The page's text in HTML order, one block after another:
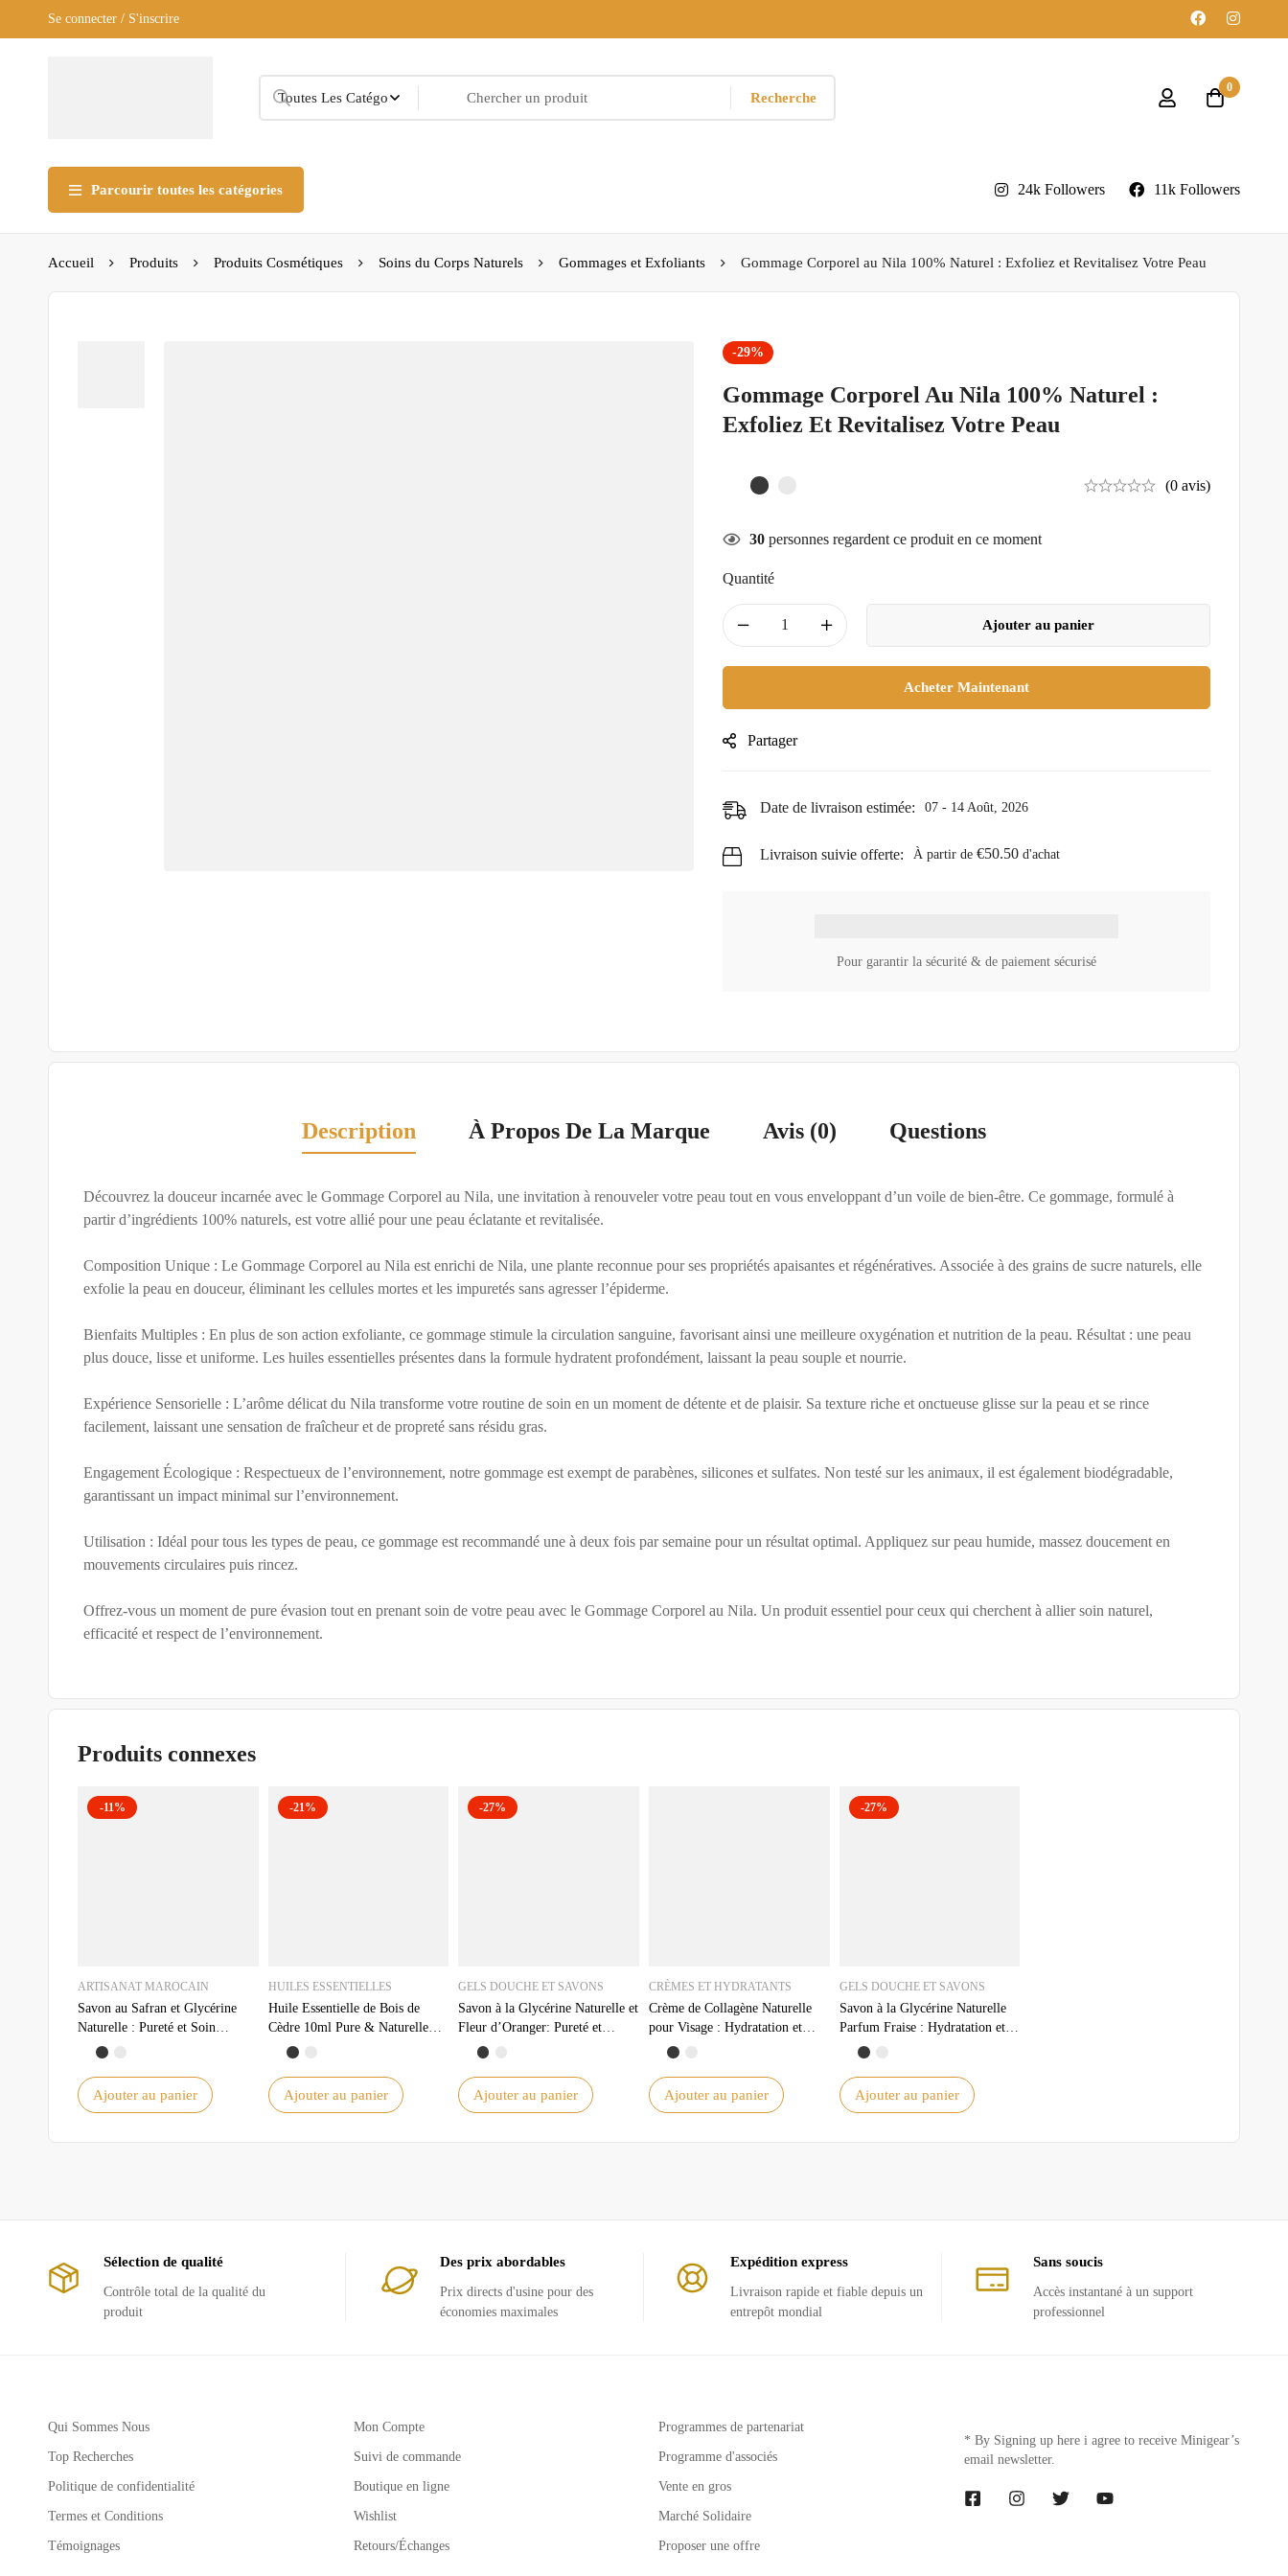
Se connecter / S'inscrire
Recherche
0
Parcourir toutes les catégories 24k Followers 11k Followers
Accueil Produits Produits Cosmétiques Soins du Corps Naturels Gommages et Exfoliants Gommage Corporel au Nila 100% Naturel : Exfoliez et Revitalisez Votre Peau
-29%
Gommage Corporel Au Nila 100% Naturel :
Exfoliez Et Revitalisez Votre Peau
(0 avis)
30 personnes regardent ce produit en ce moment
Quantité
Ajouter au panier
Acheter Maintenant
Partager
Date de livraison estimée: 07 - 14 Août, 2026
Livraison suivie offerte: À partir de€50.50 d'achat
Pour garantir la sécurité & de paiement sécurisé
Description À Propos De La Marque Avis (0) Questions
Découvrez la douceur incarnée avec le Gommage Corporel au Nila, une invitation à renouveler votre peau tout en vous enveloppant d’un voile de bien-être. Ce gommage, formulé à
partir d’ingrédients 100% naturels, est votre allié pour une peau éclatante et revitalisée.
Composition Unique : Le Gommage Corporel au Nila est enrichi de Nila, une plante reconnue pour ses propriétés apaisantes et régénératives. Associée à des grains de sucre naturels, elle
exfolie la peau en douceur, éliminant les cellules mortes et les impuretés sans agresser l’épiderme.
Bienfaits Multiples : En plus de son action exfoliante, ce gommage stimule la circulation sanguine, favorisant ainsi une meilleure oxygénation et nutrition de la peau. Résultat : une peau
plus douce, lisse et uniforme. Les huiles essentielles présentes dans la formule hydratent profondément, laissant la peau souple et nourrie.
Expérience Sensorielle : L’arôme délicat du Nila transforme votre routine de soin en un moment de détente et de plaisir. Sa texture riche et onctueuse glisse sur la peau et se rince
facilement, laissant une sensation de fraîcheur et de propreté sans résidu gras.
Engagement Écologique : Respectueux de l’environnement, notre gommage est exempt de parabènes, silicones et sulfates. Non testé sur les animaux, il est également biodégradable,
garantissant un impact minimal sur l’environnement.
Utilisation : Idéal pour tous les types de peau, ce gommage est recommandé une à deux fois par semaine pour un résultat optimal. Appliquez sur peau humide, massez doucement en
mouvements circulaires puis rincez.
Offrez-vous un moment de pure évasion tout en prenant soin de votre peau avec le Gommage Corporel au Nila. Un produit essentiel pour ceux qui cherchent à allier soin naturel,
efficacité et respect de l’environnement.
Produits connexes
-11%
ARTISANAT MAROCAIN
Savon au Safran et Glycérine
Naturelle : Pureté et Soin
Luxueux pour la Peau
Ajouter au panier
-21%
HUILES ESSENTIELLES
Huile Essentielle de Bois de
Cèdre 10ml Pure & Naturelle
Idéale pour Aromathérapie et
Ajouter au panier
-27%
GELS DOUCHE ET SAVONS
Savon à la Glycérine Naturelle et
Fleur d’Oranger: Pureté et
Fraîcheur pour Votre Peau
Ajouter au panier
CRÈMES ET HYDRATANTS
Crème de Collagène Naturelle
pour Visage : Hydratation et
Anti-Âge Efficace
Ajouter au panier
-27%
GELS DOUCHE ET SAVONS
Savon à la Glycérine Naturelle
Parfum Fraise : Hydratation et
Douceur pour la Peau
Ajouter au panier
Sélection de qualité
Contrôle total de la qualité du
produit
Des prix abordables
Prix ​​directs d'usine pour des
économies maximales
Expédition express
Livraison rapide et fiable depuis un
entrepôt mondial
Sans soucis
Accès instantané à un support
professionnel
Qui Sommes Nous
Top Recherches
Politique de confidentialité
Termes et Conditions
Témoignages
Mon Compte
Suivi de commande
Boutique en ligne
Wishlist
Retours/Échanges
Programmes de partenariat
Programme d'associés
Vente en gros
Marché Solidaire
Proposer une offre
* By Signing up here i agree to receive Minigear’s
email newsletter.